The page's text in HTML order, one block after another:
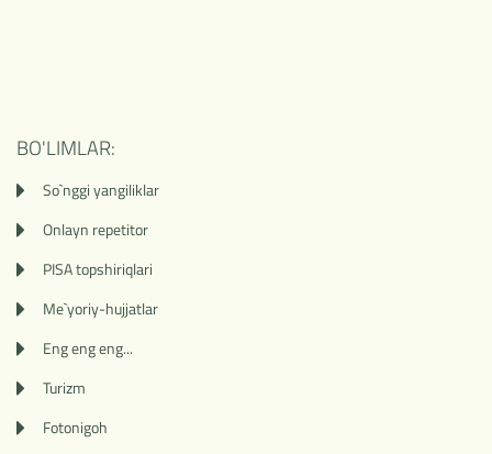
BO'LIMLAR:
So`nggi yangiliklar
Onlayn repetitor
PISA topshiriqlari
Me`yoriy-hujjatlar
Eng eng eng...
Turizm
Fotonigoh